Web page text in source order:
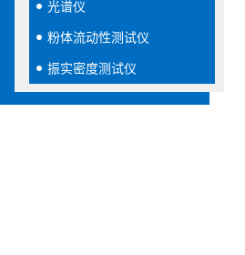
光谱仪
粉体流动性测试仪
振实密度测试仪